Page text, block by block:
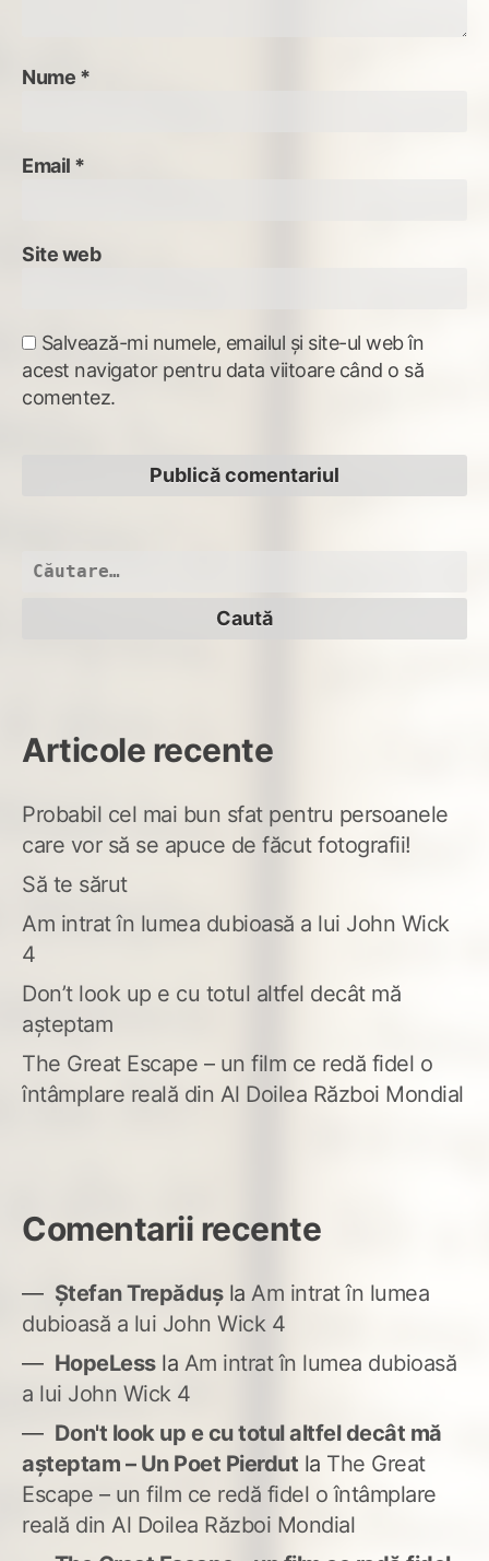
Nume *
Email *
Site web
Salvează-mi numele, emailul și site-ul web în
acest navigator pentru data viitoare când o să
comentez.
Caută
Articole recente
Probabil cel mai bun sfat pentru persoanele
care vor să se apuce de făcut fotografii!
Să te sărut
Am intrat în lumea dubioasă a lui John Wick
4
Don’t look up e cu totul altfel decât mă
așteptam
The Great Escape – un film ce redă fidel o
întâmplare reală din Al Doilea Război Mondial
Comentarii recente
Ștefan Trepădușla Am intrat în lumea
dubioasă a lui John Wick 4
HopeLessla Am intrat în lumea dubioasă
a lui John Wick 4
Don't look up e cu totul altfel decât mă
așteptam – Un Poet Pierdut la The Great
Escape – un film ce redă fidel o întâmplare
reală din Al Doilea Război Mondial